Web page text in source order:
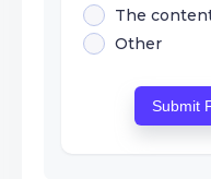
The
Other
Submit